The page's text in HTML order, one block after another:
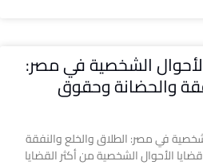
الشخصية في مصر:
والحضانة وحقوق
في مصر: الطلاق والخلع والنفقة
الأحوال الشخصية من أكثر القضايا